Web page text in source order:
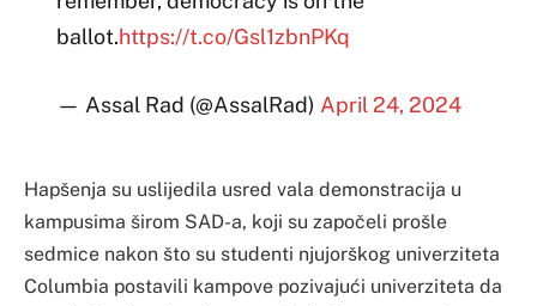
ballot.https://t.co/Gsl1zbnPKq
— Assal Rad (@AssalRad) April 24, 2024
Hapšenja su uslijedila usred vala demonstracija u
kampusima širom SAD-a, koji su započeli prošle
sedmice nakon što su studenti njujorškog univerziteta
Columbia postavili kampove pozivajući univerziteta da